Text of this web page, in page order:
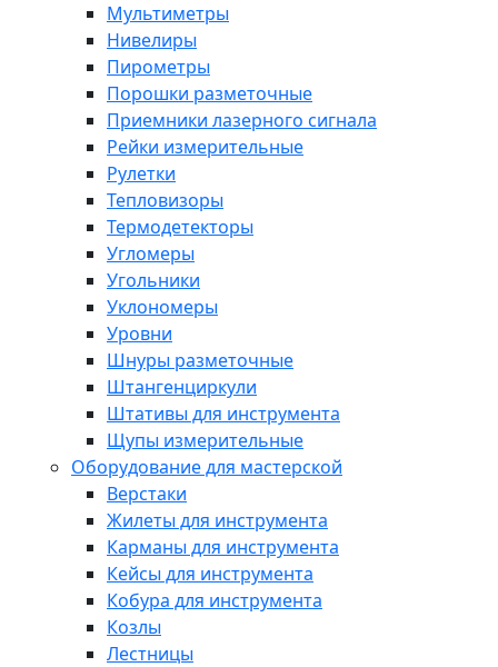
Мультиметры
Нивелиры
Пирометры
Порошки разметочные
Приемники лазерного сигнала
Рейки измерительные
Рулетки
Тепловизоры
Термодетекторы
Угломеры
Угольники
Уклономеры
Уровни
Шнуры разметочные
Штангенциркули
Штативы для инструмента
Щупы измерительные
Оборудование для мастерской
Верстаки
Жилеты для инструмента
Карманы для инструмента
Кейсы для инструмента
Кобура для инструмента
Козлы
Лестницы